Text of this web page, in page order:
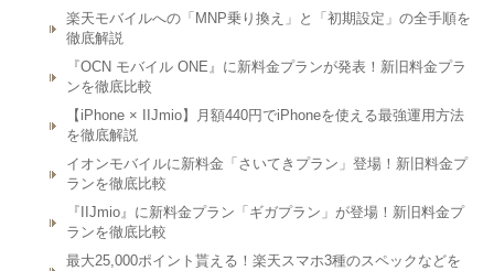
楽天モバイルへの「MNP乗り換え」と「初期設定」の全手順を
徹底解説
『OCN モバイル ONE』に新料金プランが発表！新旧料金プラ
ンを徹底比較
【iPhone × IIJmio】月額440円でiPhoneを使える最強運用方法
を徹底解説
イオンモバイルに新料金「さいてきプラン」登場！新旧料金プ
ランを徹底比較
『IIJmio』に新料金プラン「ギガプラン」が登場！新旧料金プ
ランを徹底比較
最大25,000ポイント貰える！楽天スマホ3種のスペックなどを